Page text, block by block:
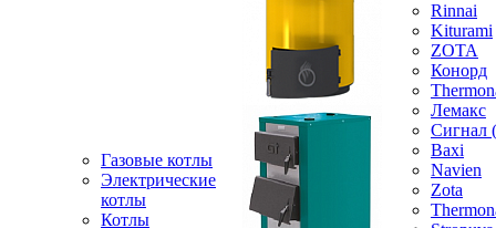
Газовые котлы
Электрические
котлы
Котлы
Rinnai
Kiturami
ZOTA
Конорд
Лемакс
Baxi
Navien
Zota